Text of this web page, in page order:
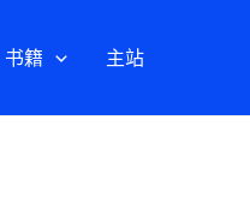
书籍 主站